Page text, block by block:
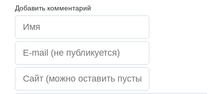
Добавить комментарий